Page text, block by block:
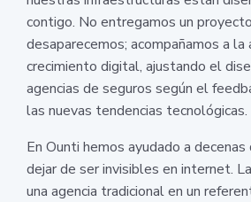
contigo. No entregamos un
desaparecemos; acompañamos a la
crecimiento digital, ajustando el
agencias de seguros según el
las nuevas tendencias tecnológicas.
En Ounti hemos ayudado a
dejar de ser invisibles en internet.
una agencia tradicional en un